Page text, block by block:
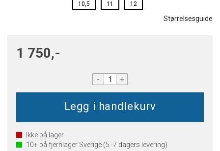
10,5 11 12
Størrelsesguide
1 750,-
- +
Ikke på lager
10+ på fjernlager Sverige (5 -7 dagers levering)